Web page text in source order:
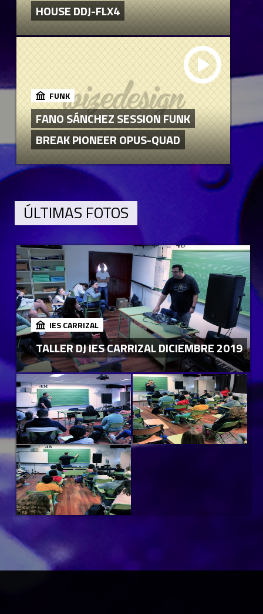
HOUSE DDJ-FLX4
FUNK
FANO SÁNCHEZ SESSION FUNK
BREAK PIONEER OPUS-QUAD
ÚLTIMAS FOTOS
IES CARRIZAL
TALLER DJ IES CARRIZAL DICIEMBRE 2019